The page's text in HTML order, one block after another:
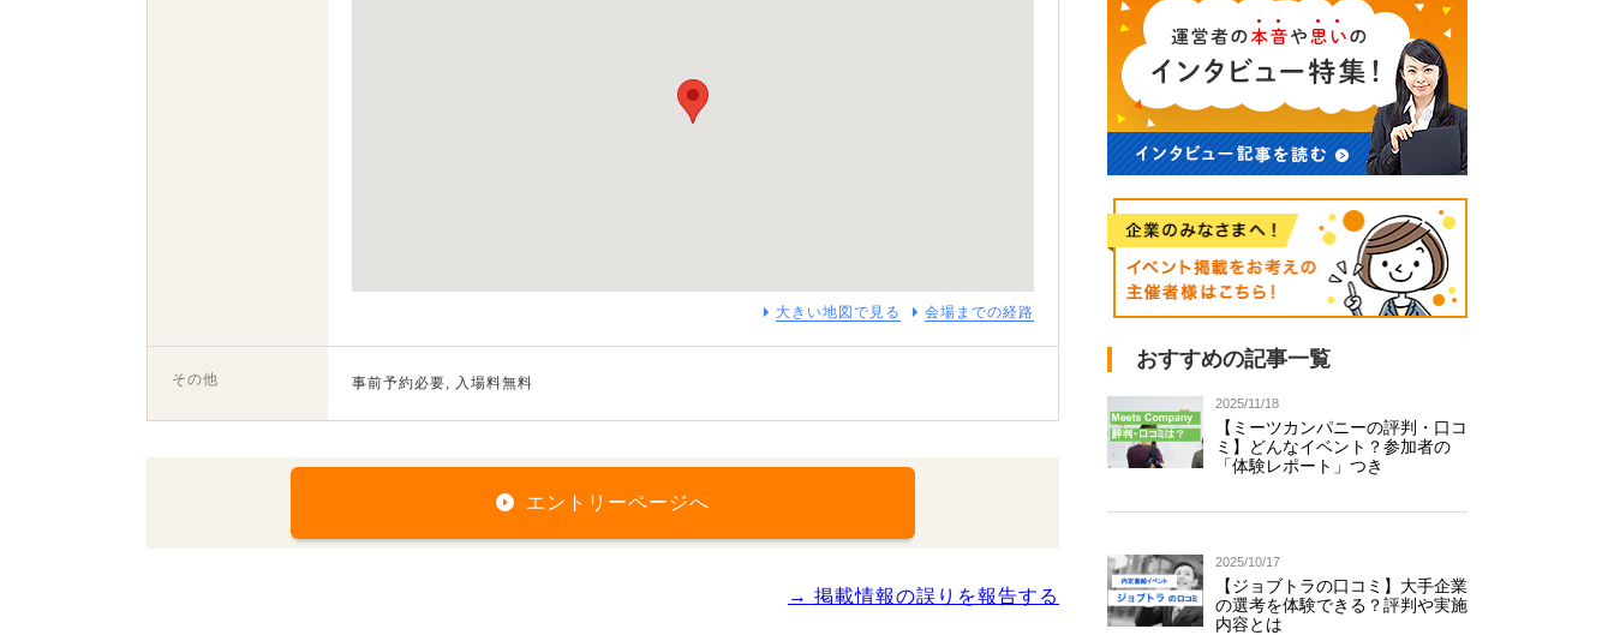
大きい地図で見る 会場までの経路
その他 事前予約必要, 入場料無料
エントリーページへ
→ 掲載情報の誤りを報告する
おすすめの記事一覧
2025/11/18
【ミーツカンパニーの評判・口コ
ミ】どんなイベント？参加者の
「体験レポート」つき
2025/10/17
【ジョブトラの口コミ】大手企業
の選考を体験できる？評判や実施
内容とは